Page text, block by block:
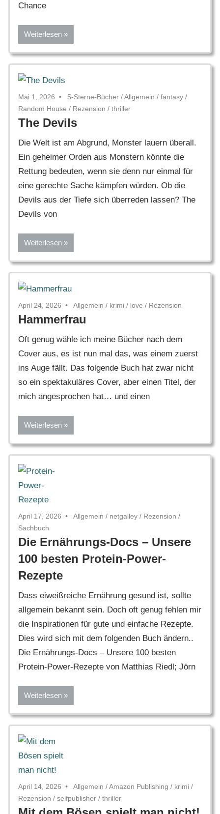
Chance
Weiterlesen
Mai 1, 2026 5-Sterne-Bücher /Allgemein / fantasy /
Random House / Rezension / thriller
The Devils
Die Welt ist am Abgrund, Monster lauern überall.
Ein geheimer Orden aus Monstern könnte die
Rettung bedeuten, wenn sie denn nur einmal für
eine gerechte Sache kämpfen würden. Ob die
Devils aus der Tiefe sich überreden lassen? The
Devils von
Weiterlesen
April 24, 2026 Allgemein / krimi / love / Rezension
Hammerfrau
Oft genug wähle ich meine Bücher nach dem
Cover aus, es ist nun mal das, was einem zuerst
ins Auge fällt. Das folgende Buch hat zwar nicht
so ein spektakuläres Cover, aber einen Titel, der
mich angesprochen hat… und einen
Weiterlesen
April 17, 2026 Allgemein / netgalley / Rezension /
Sachbuch
Die Ernährungs-Docs – Unsere
100 besten Protein-Power-
Rezepte
Dass eiweißreiche Ernährung gesund ist, sollte
allgemein bekannt sein. Doch oft genug fehlen mir
die Inspirationen für gute und einfache Rezepte.
Dies wird sich mit dem folgenden Buch ändern..
Die Ernährungs-Docs – Unsere 100 besten
Protein-Power-Rezepte von Matthias Riedl; Jörn
Weiterlesen
April 14, 2026 Allgemein /Amazon Publishing / krimi /
Rezension / selfpublisher / thriller